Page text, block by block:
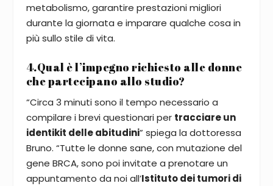
metabolismo, garantire prestazioni migliori
durante la giornata e imparare qualche cosa in
più sullo stile di vita.
4.Qual è l’impegno richiesto alle donne
che partecipano allo studio?
“Circa 3 minuti sono il tempo necessario a
compilare i brevi questionari per tracciare un
identikit delle abitudini” spiega la dottoressa
Bruno. “Tutte le donne sane, con mutazione del
gene BRCA, sono poi invitate a prenotare un
appuntamento da noi all’Istituto dei tumori di